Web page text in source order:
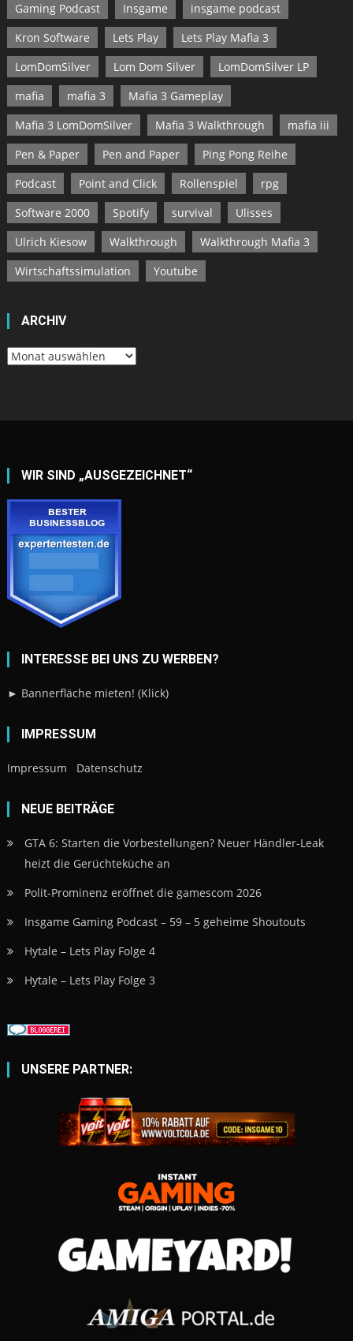
Gaming Podcast
Insgame
insgame podcast
Kron Software
Lets Play
Lets Play Mafia 3
LomDomSilver
Lom Dom Silver
LomDomSilver LP
mafia
mafia 3
Mafia 3 Gameplay
Mafia 3 LomDomSilver
Mafia 3 Walkthrough
mafia iii
Pen & Paper
Pen and Paper
Ping Pong Reihe
Podcast
Point and Click Rollenspiel
rpg
Software 2000
Spotify survival
Ulisses
Ulrich Kiesow
Walkthrough
Walkthrough Mafia 3
Wirtschaftssimulation
Youtube
ARCHIV
Archiv
WIR SIND „AUSGEZEICHNET“
INTERESSE BEI UNS ZU WERBEN?
► Bannerfläche mieten! (Klick)
IMPRESSUM
Impressum Datenschutz
NEUE BEITRÄGE
GTA 6: Starten die Vorbestellungen? Neuer Händler-Leak
heizt die Gerüchteküche an
Polit-Prominenz eröffnet die gamescom 2026
Insgame Gaming Podcast – 59 – 5 geheime Shoutouts
Hytale – Lets Play Folge 4
Hytale – Lets Play Folge 3
UNSERE PARTNER: